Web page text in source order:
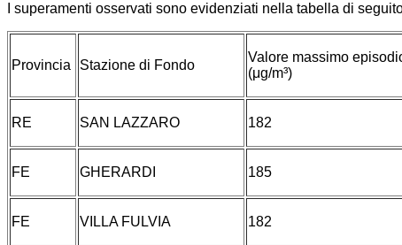
I superamenti osservati sono evidenziati nella tabella di
Provincia Stazione di Fondo
Valore massimo
(μg/m³)
RE SAN LAZZARO 182
FE GHERARDI 185
FE VILLA FULVIA 182